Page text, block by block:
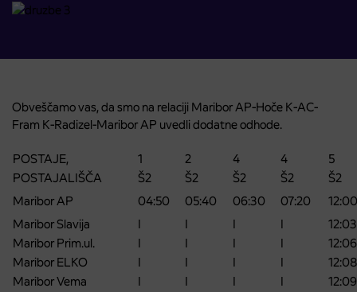
Obveščamo vas, da smo na relaciji Maribor AP-Hoče K-AC-
Fram K-Radizel-Maribor AP uvedli dodatne odhode.
POSTAJE, 1 2 4 4
5
POSTAJALIŠČA
Š2 Š2 Š2 Š2
Š2
Maribor AP
04:50 05:40 06:30 07:20
12:00
Maribor Slavija
I I I I
12:03
Maribor Prim.ul.
I I I I
12:06
Maribor ELKO
I I I I
12:08
Maribor Vema
I I I I
12:09